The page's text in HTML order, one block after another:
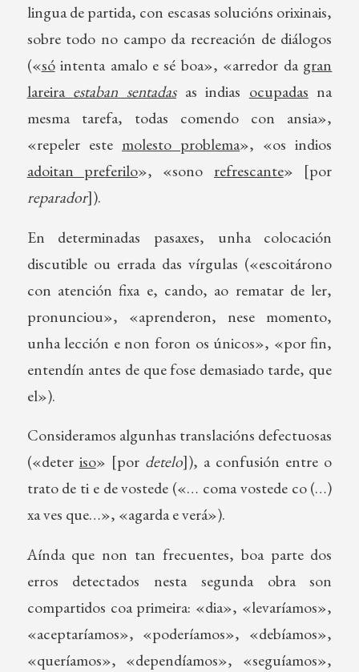
lingua de partida, con escasas solucións orixinais,
sobre todo no campo da recreación de diálogos
(«sóintenta amalo e sé boa», «arredor da gran
lareira estaban sentadasas indias ocupadas na
mesma tarefa, todas comendo con ansia»,
«repeler este molesto problema», «os indios
adoitan preferilo», «sono refrescante» [por
reparador]).
En determinadas pasaxes, unha colocación
discutible ou errada das vírgulas («escoitárono
con atención fixa e, cando, ao rematar de ler,
pronunciou», «aprenderon, nese momento,
unha lección e non foron os únicos», «por fin,
entendín antes de que fose demasiado tarde, que
el»).
Consideramos algunhas translacións defectuosas
(«deter iso» [por detelo]), a confusión entre o
trato de ti e de vostede («… coma vostede co (…)
xa ves que…», «agarda e verá»).
Aínda que non tan frecuentes, boa parte dos
erros detectados nesta segunda obra son
compartidos coa primeira: «dia», «levaríamos»,
«aceptaríamos», «poderíamos», «debíamos»,
«queríamos», «dependíamos», «seguíamos»,